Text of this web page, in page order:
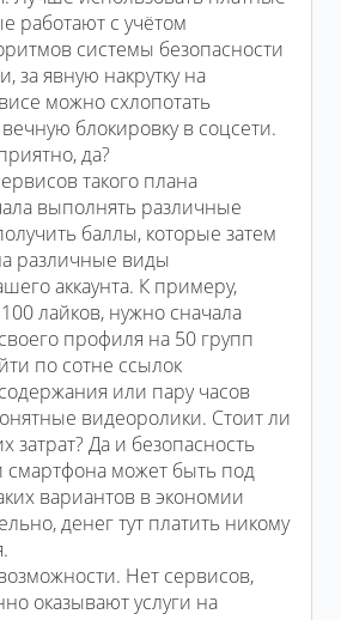
работают с учётом
системы безопасности
за явную накрутку на
можно схлопотать
блокировку в соцсети.
да?
такого плана
выполнять различные
баллы, которые затем
различные виды
аккаунта. К примеру,
лайков, нужно сначала
профиля на 50 групп
по сотне ссылок
или пару часов
видеоролики. Стоит ли
затрат? Да и безопасность
может быть под
вариантов в экономии
денег тут платить никому
Нет сервисов,
оказывают услуги на